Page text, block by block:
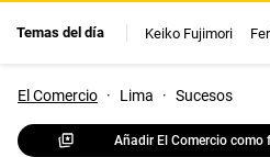
Temas del día Keiko Fujimori
El Comercio · Lima · Sucesos
Añadir El Comercio como